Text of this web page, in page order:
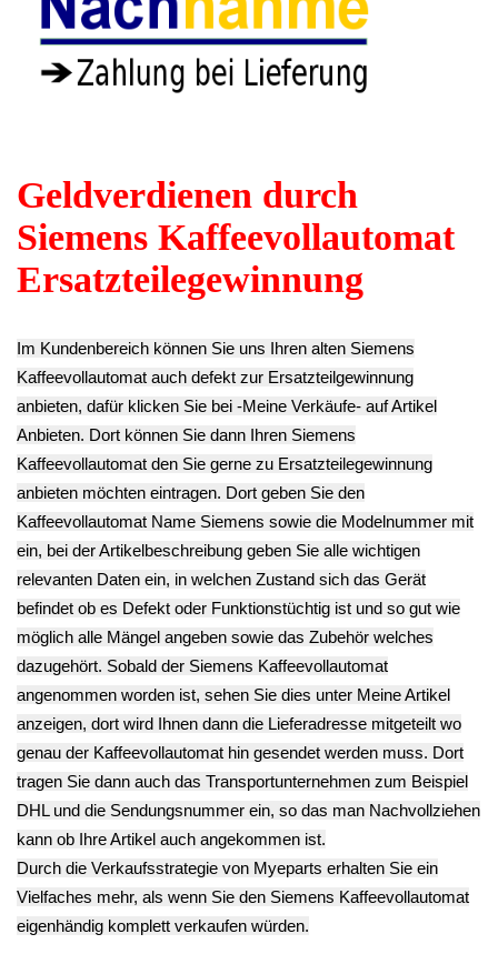
Schrauben Set Satz
Diverse EQ.3 S300
CTES35A
Wasser Schlauch
Set Satz EQ.3 S300
CTES35A
Ti303503DE -2
Mühlwerk Gehäuse
Unterteil EQ.3
S300 CTES35A
Mühlwerk Gehäuse
S300 CTES35A
Ti303503DE -2
19.90€
** Endkundenpreis
Versand
Mühlwerk Zahnrad
EQ.3 S300
Ti303503DE -2
12.90€
** Endkundenpreis
zzgl. Versand
Mühlwerk Gehäuse
Ti303503DE -2
24.90€
** Endkundenpreis
zzgl.Versand
Halterung Verteiler
EQ.3 S300
Ti303503DE -2
12.90€
zzgl.Versand
Mühlwerk Kranz
EQ.3 S300
CTES35A
Ti303503DE -2
14.90€
zzgl.Versand
Mühlwerk
Mahlscheibe
Aufsatz Oben EQ.3
S300 CTES35A
Ti303503DE -2
18.90€
** Endkundenpreis
Deutsch / English
Ersatzteile suchen?
Verwenden Sie Stichworte, um ein Ersatzteil zu
finden.
erweiterte Suche
Hersteller